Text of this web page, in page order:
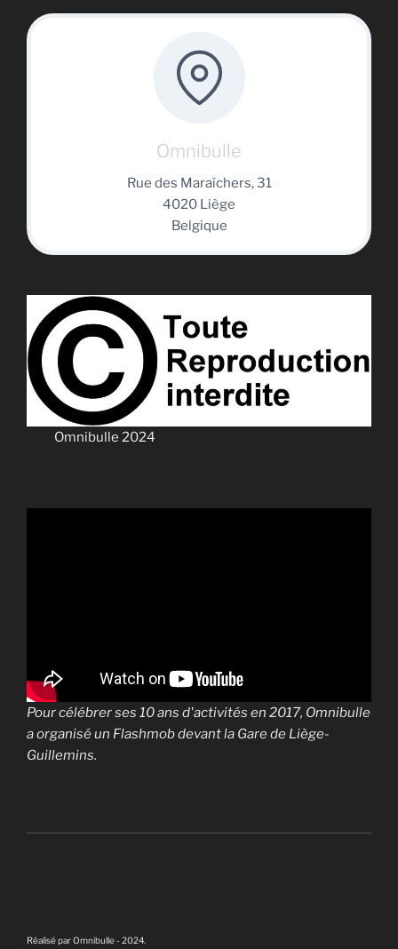
Omnibulle
Rue des Maraîchers, 31
4020 Liège
Belgique
Omnibulle 2024
Pour célébrer ses 10 ans d'activités en 2017, Omnibulle
a organisé un Flashmob devant la Gare de Liège-
Guillemins.
Réalisé par Omnibulle - 2024.